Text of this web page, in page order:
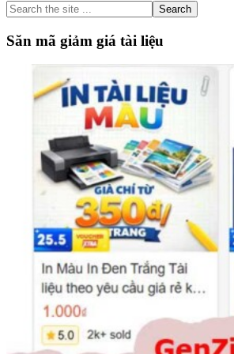
Search
the
site
...
Săn mã giảm giá tài liệu